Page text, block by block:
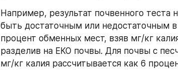
Например, результат почвенного теста
быть достаточным или недостаточным
процент обменных мест, взяв мг/кг
разделив на ЕКО почвы. Для почвы с
мг/кг калия рассчитывается как 6